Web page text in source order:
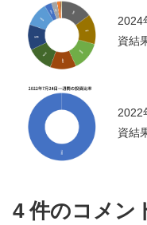
2024
資結
2022
資結
4 件のコメン